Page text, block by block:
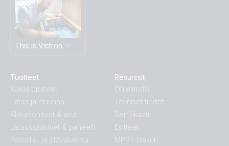
This is Victron
Tuotteet
Kaikki tuotteet
Lataa ja muunna
Akkumonitorit & akut
Lataussäätimet & paneelit
Paikallis- ja etävalvonta
Resurssit
Ohjelmisto
Tekniset tiedot
Sertifikaatit
Esitteet
MPPT-laskuri